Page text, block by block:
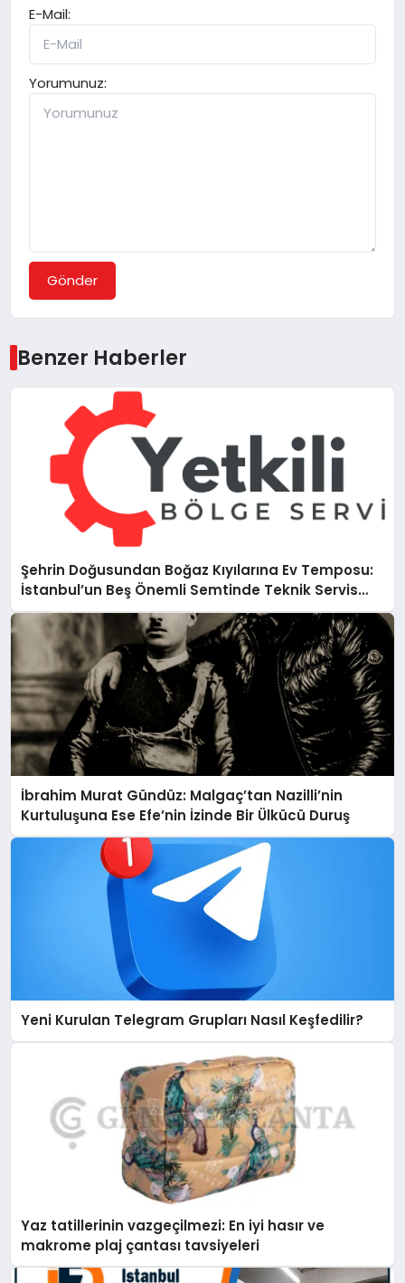
E-Mail:
Yorumunuz:
Gönder
Benzer Haberler
Şehrin Doğusundan Boğaz Kıyılarına Ev Temposu:
İstanbul’un Beş Önemli Semtinde Teknik Servis
Deneyimi
İbrahim Murat Gündüz: Malgaç’tan Nazilli’nin
Kurtuluşuna Ese Efe’nin İzinde Bir Ülkücü Duruş
Yeni Kurulan Telegram Grupları Nasıl Keşfedilir?
Yaz tatillerinin vazgeçilmezi: En iyi hasır ve
makrome plaj çantası tavsiyeleri